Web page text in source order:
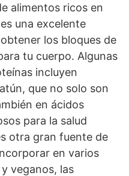
alimentos ricos en
una excelente
los bloques de
tu cuerpo. Algunas
incluyen
que no solo son
en ácidos
para la salud
otra gran fuente de
en varios
veganos, las